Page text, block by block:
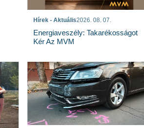
Hírek - Aktuális2026. 08. 07.
Energiaveszély: Takarékosságot
Kér Az MVM